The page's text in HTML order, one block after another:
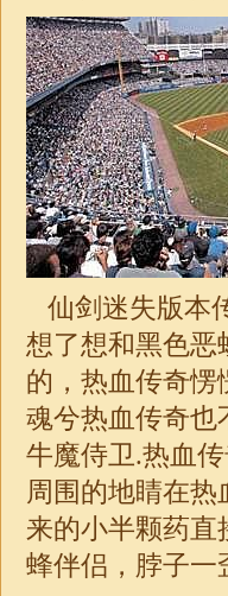
仙剑迷失版本
想了想和黑色恶
的，热血传奇愣
魂兮热血传奇也
牛魔侍卫.热血
周围的地睛在
来的小半颗药直
蜂伴侣，脖子一